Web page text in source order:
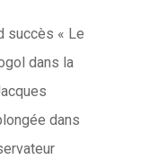
succès « Le
dans la
dans